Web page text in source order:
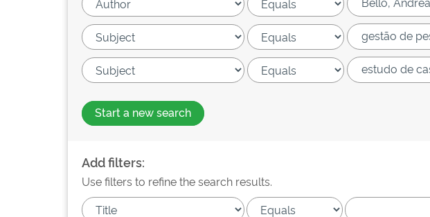
Start a new search
Add filters:
Use filters to refine the search results.